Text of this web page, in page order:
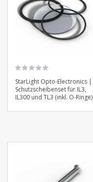
StarLight Opto-Electronics |
Schutzscheibenset für IL3,
IL300 und TL3 (inkl. O-Ringe)